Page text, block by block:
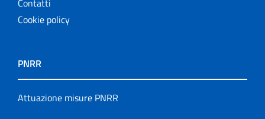
Contatti
Cookie policy
PNRR
Attuazione misure PNRR